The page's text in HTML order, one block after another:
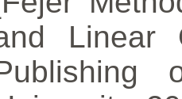
Linear